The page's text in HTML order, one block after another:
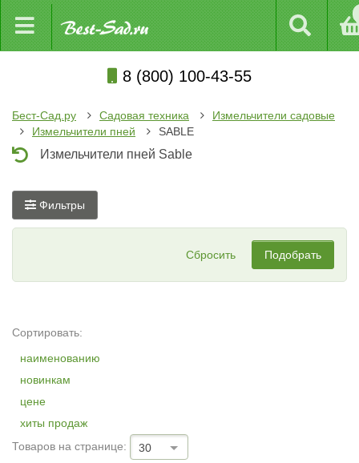
8 (800) 100-43-55
Бест-Сад.ру Садовая техника
Измельчители садовые
Измельчители пней
SABLE
Измельчители пней Sable
Фильтры
Сбросить Подобрать
Сортировать:
наименованию
новинкам
цене
хиты продаж
Товаров на странице:
30